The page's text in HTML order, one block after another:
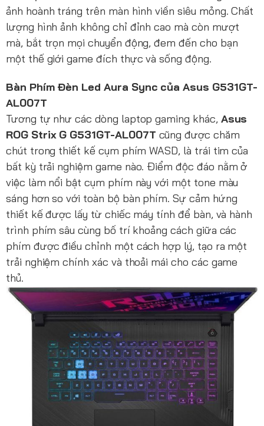
ảnh hoành tráng trên màn hình viền siêu mỏng. Chất
lượng hình ảnh không chỉ đỉnh cao mà còn mượt
mà, bắt trọn mọi chuyển động, đem đến cho bạn
một thế giới game đích thực và sống động.
Bàn Phím Đèn Led Aura Sync của Asus G531GT-
AL007T
Tương tự như các dòng laptop gaming khác, Asus
ROG Strix G G531GT-AL007T cũng được chăm
chút trong thiết kế cụm phím WASD, là trái tim của
bất kỳ trải nghiệm game nào. Điểm độc đáo nằm ở
việc làm nổi bật cụm phím này với một tone màu
sáng hơn so với toàn bộ bàn phím. Sự cảm hứng
thiết kế được lấy từ chiếc máy tính để bàn, và hành
trình phím sâu cùng bố trí khoảng cách giữa các
phím được điều chỉnh một cách hợp lý, tạo ra một
trải nghiệm chính xác và thoải mái cho các game
thủ.